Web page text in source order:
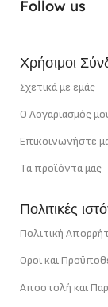
Follow us
Χρήσιμοι
Σχετικά με εμάς
Ο Λογαριασμός
Επικοινωνήστε
Τα προϊόντα μας
Πολιτικές
Πολιτική
Οροι και
Αποστολή και